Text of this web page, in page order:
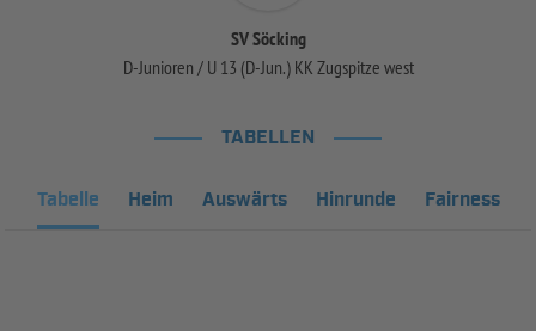
SV Söcking
D-Junioren / U 13 (D-Jun.) KK Zugspitze west
TABELLEN
Tabelle Heim Auswärts Hinrunde Fairness